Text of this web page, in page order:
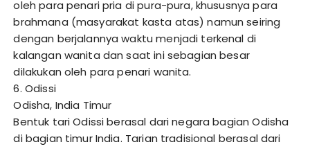
oleh para penari pria di pura-pura, khususnya para
brahmana (masyarakat kasta atas) namun seiring
dengan berjalannya waktu menjadi terkenal di
kalangan wanita dan saat ini sebagian besar
dilakukan oleh para penari wanita.
6. Odissi
Odisha, India Timur
Bentuk tari Odissi berasal dari negara bagian Odisha
di bagian timur India. Tarian tradisional berasal dari